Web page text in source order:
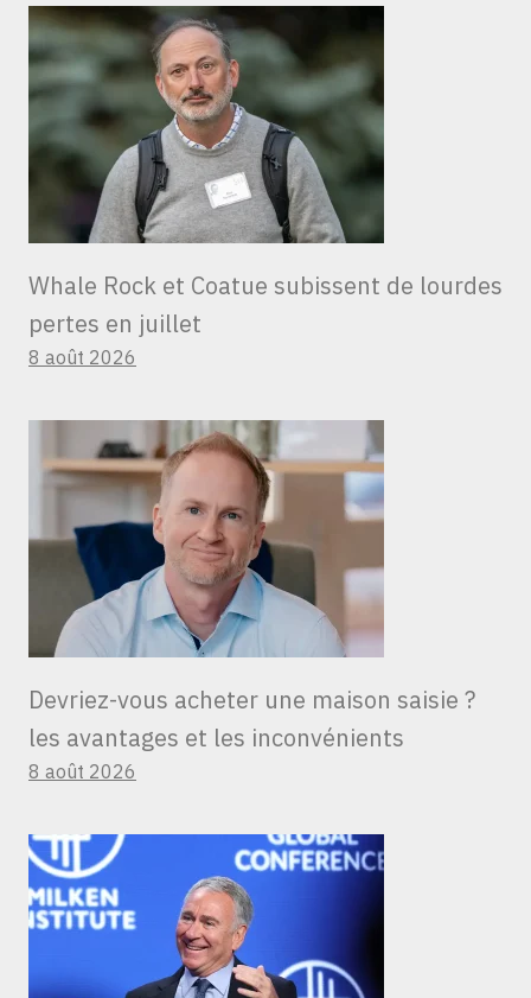
Whale Rock et Coatue subissent de lourdes
pertes en juillet
8 août 2026
Devriez-vous acheter une maison saisie ?
les avantages et les inconvénients
8 août 2026